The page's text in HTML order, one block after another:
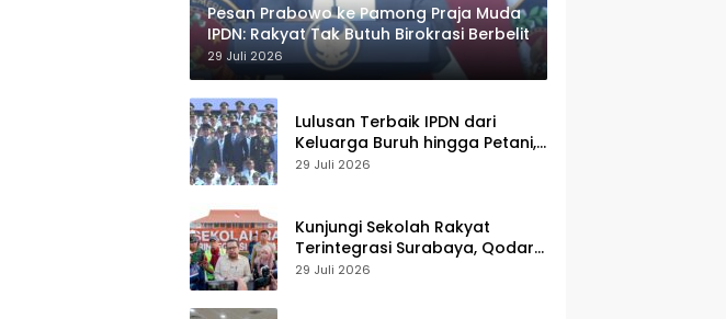
Pesan Prabowo ke Pamong Praja Muda
IPDN: Rakyat Tak Butuh Birokrasi Berbelit
29 Juli 2026
Lulusan Terbaik IPDN dari
Keluarga Buruh hingga Petani,
Prabowo: Membanggakan Hati
29 Juli 2026
Kunjungi Sekolah Rakyat
Terintegrasi Surabaya, Qodari:
Fasilitasnya Setara Sekolah
29 Juli 2026